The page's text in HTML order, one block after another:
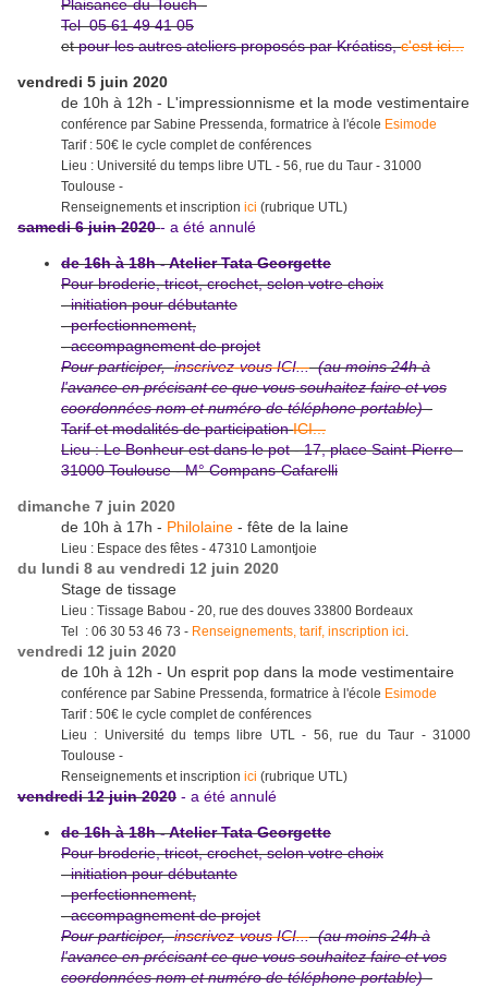
Plaisance-du-Touch -
Tel 05 61 49 41 05
etpour les autres ateliers proposés par Kréatiss,c'est ici...
vendredi 5 juin 2020
de 10h à 12h - L'impressionnisme et la mode vestimentaire
conférence par Sabine Pressenda, formatrice à l'école Esimode
Tarif : 50€ le cycle complet de conférences
Lieu : Université du temps libre UTL - 56, rue du Taur - 31000
Toulouse -
Renseignements et inscription ici (rubrique UTL)
samedi 6 juin 2020- a été annulé
de 16h à 18h - Atelier Tata Georgette
Pour broderie, tricot, crochet, selon votre choix
- initiation pour débutante
- perfectionnement,
-accompagnement de projet
Pour participer,inscrivez-vous ICI...(au moins 24h à
l'avance en précisant ce que vous souhaitez faire et vos
coordonnées nom et numéro de téléphone portable)-
Tarif et modalités de participationICI...
Lieu : Le Bonheur est dans le pot - 17, place Saint-Pierre -
31000 Toulouse - M° Compans-Cafarelli
dimanche 7 juin 2020
de 10h à 17h - Philolaine - fête de la laine
Lieu : Espace des fêtes - 47310 Lamontjoie
du lundi 8 au vendredi 12 juin 2020
Stage de tissage
Lieu : Tissage Babou - 20, rue des douves 33800 Bordeaux
Tel : 06 30 53 46 73 - Renseignements, tarif, inscription ici.
vendredi 12 juin 2020
de 10h à 12h - Un esprit pop dans la mode vestimentaire
conférence par Sabine Pressenda, formatrice à l'école Esimode
Tarif : 50€ le cycle complet de conférences
Lieu : Université du temps libre UTL - 56, rue du Taur - 31000
Toulouse -
Renseignements et inscription ici (rubrique UTL)
vendredi 12 juin 2020 - a été annulé
de 16h à 18h - Atelier Tata Georgette
Pour broderie, tricot, crochet, selon votre choix
- initiation pour débutante
- perfectionnement,
-accompagnement de projet
Pour participer,inscrivez-vous ICI...(au moins 24h à
l'avance en précisant ce que vous souhaitez faire et vos
coordonnées nom et numéro de téléphone portable)-